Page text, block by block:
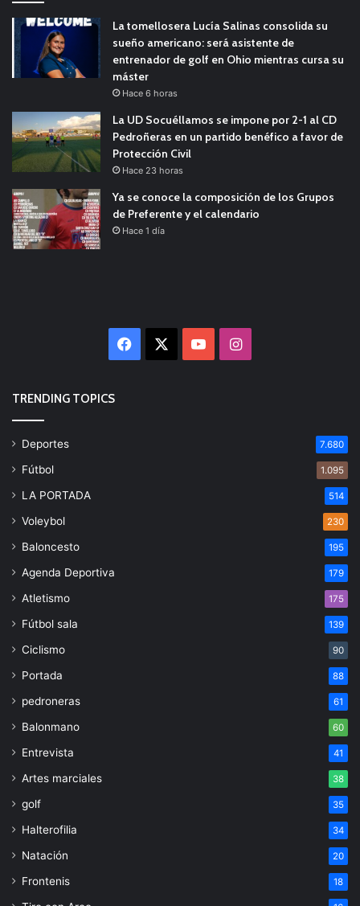
La tomellosera Lucía Salinas consolida su
sueño americano: será asistente de
entrenador de golf en Ohio mientras cursa su
máster
Hace 6 horas
La UD Socuéllamos se impone por 2-1 al CD
Pedroñeras en un partido benéfico a favor de
Protección Civil
Hace 23 horas
Ya se conoce la composición de los Grupos
de Preferente y el calendario
Hace 1 día
Facebook YouTubeInstagram
TRENDING TOPICS
Deportes 7.680
Fútbol 1.095
LA PORTADA 514
Voleybol 230
Baloncesto 195
Agenda Deportiva 179
Atletismo 175
Fútbol sala 139
Ciclismo 90
Portada 88
pedroneras 61
Balonmano 60
Entrevista 41
Artes marciales 38
golf 35
Halterofilia 34
Natación 20
Frontenis 18